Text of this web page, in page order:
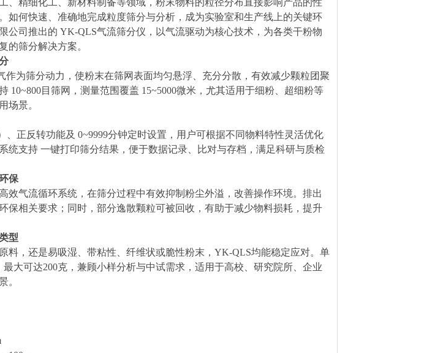
、精细化工、新材料制备等领域，粉末物料的粒径分布直接影响产品的性
如何快速、准确地完成粒度筛分与分析，成为实验室和生产线上的关键环
公司推出的 YK-QLS气流筛分仪，以气流驱动为核心技术，为各类干粉物
的筛分解决方案。
作为筛分动力，使粉末在筛网表面均匀悬浮、充分分散，有效减少颗粒团聚
10~800目筛网，测量范围覆盖 15~5000微米，尤其适用于细粉、超细粉等
场景。
、正反转功能及 0~9999分钟定时设置，用户可根据不同物料特性灵活优化
统支持 一键打印筛分结果，便于数据记录、比对与存档，满足科研与质检
保
效气流循环系统，在筛分过程中有效抑制粉尘外溢，改善操作环境。排出
保相关要求；同时，部分逸散颗粒可被回收，有助于减少物料损耗，提升
型
料，还是易吸湿、带粘性、纤维状或脆性粉末， YK-QLS均能稳定应对。单
最大可达200克，兼顾小样分析与中试需求，适用于高校、研究院所、企业
。